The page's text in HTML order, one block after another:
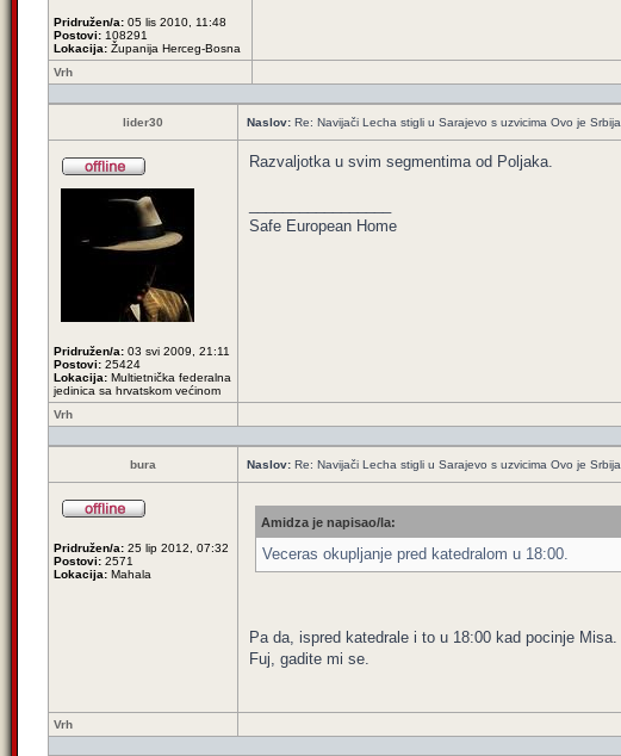
Pridružen/a: 05 lis 2010, 11:48
Postovi: 108291
Lokacija: Županija Herceg-Bosna
Vrh
lider30 Naslov: Re: Navijači Lecha stigli u Sarajevo s uzvicima Ovo je Srbija
Pridružen/a: 03 svi 2009, 21:11
Postovi: 25424
Lokacija: Multietnička federalna
jedinica sa hrvatskom većinom
Razvaljotka u svim segmentima od Poljaka.
Safe European Home
Vrh
bura Naslov: Re: Navijači Lecha stigli u Sarajevo s uzvicima Ovo je Srbija
Pridružen/a: 25 lip 2012, 07:32
Postovi: 2571
Lokacija: Mahala
Amidza je napisao/la:
Veceras okupljanje pred katedralom u 18:00.
Pa da, ispred katedrale i to u 18:00 kad pocinje Misa.
Fuj, gadite mi se.
Vrh